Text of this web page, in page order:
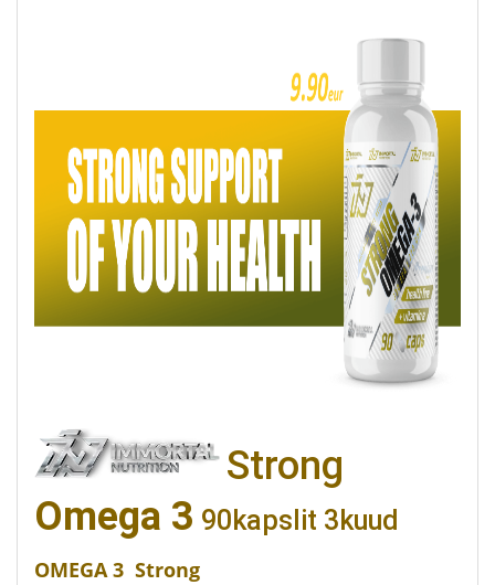
Strong
Omega 3 90kapslit 3kuud
OMEGA 3 Strong